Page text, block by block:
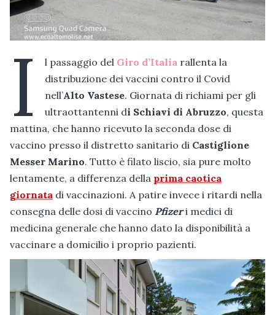
I l passaggio del Giro d’Italia rallenta la
distribuzione dei vaccini contro il Covid
nell’Alto Vastese. Giornata di richiami per gli
ultraottantenni di Schiavi di Abruzzo, questa
mattina, che hanno ricevuto la seconda dose di
vaccino presso il distretto sanitario di Castiglione
Messer Marino. Tutto è filato liscio, sia pure molto
lentamente, a differenza della prima caotica
giornata di vaccinazioni. A patire invece i ritardi nella
consegna delle dosi di vaccino Pfizeri medici di
medicina generale che hanno dato la disponibilità a
vaccinare a domicilio i proprio pazienti.